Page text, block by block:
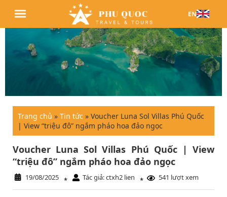
EN
Trang chủ » Tin tức » Voucher Luna Sol Villas Phú Quốc
| View “triệu đô” ngắm pháo hoa đảo ngọc
Voucher Luna Sol Villas Phú Quốc | View
“triệu đô” ngắm pháo hoa đảo ngọc
19/08/2025 * Tác giả: ctxh2 lien * 541 lượt xem